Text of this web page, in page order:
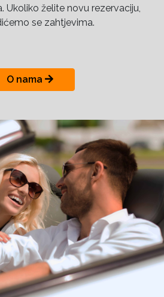
Ukoliko želite novu rezervaciju,
se zahtjevima.
O nama